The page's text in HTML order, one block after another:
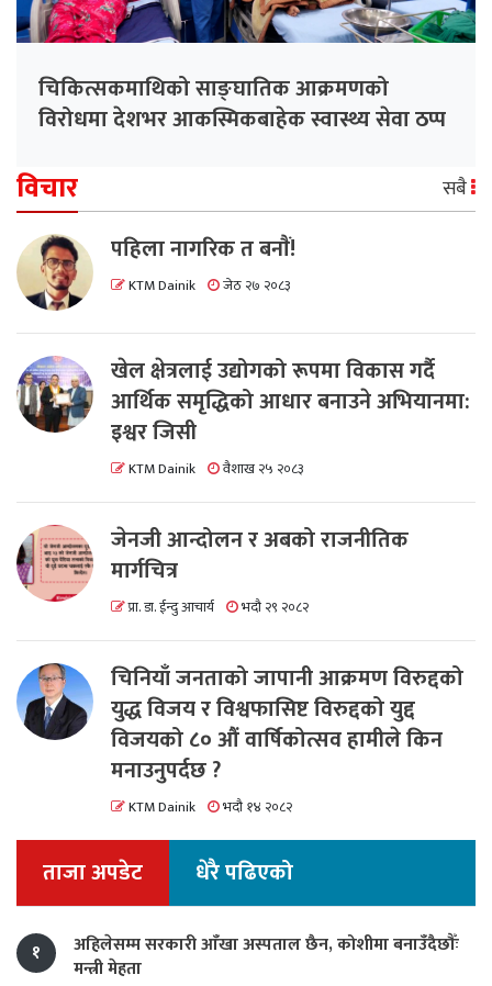
चिकित्सकमाथिको साङ्घातिक आक्रमणको
विरोधमा देशभर आकस्मिकबाहेक स्वास्थ्य सेवा ठप्प
विचार सबै
पहिला नागरिक त बनाैं!
KTM Dainik जेठ २७ २०८३
खेल क्षेत्रलाई उद्योगको रूपमा विकास गर्दै
आर्थिक समृद्धिको आधार बनाउने अभियानमा:
इश्वर जिसी
KTM Dainik वैशाख २५ २०८३
जेनजी आन्दोलन र अबको राजनीतिक
मार्गचित्र
प्रा. डा. ईन्दु आचार्य भदौ २९ २०८२
चिनियाँ जनताको जापानी आक्रमण विरुद्दको
युद्ध विजय र विश्वफासिष्ट विरुद्दको युद्द
विजयको ८० औं वार्षिकोत्सव हामीले किन
मनाउनुपर्दछ ?
KTM Dainik भदौ १४ २०८२
ताजा अपडेट धेरै पढिएको
१
अहिलेसम्म सरकारी आँखा अस्पताल छैन, कोशीमा बनाउँदैछौँः
मन्त्री मेहता